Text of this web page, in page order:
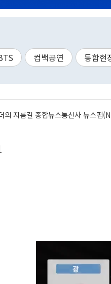
컴백공연 통합현
의 지름길 종합뉴스통신사 뉴스